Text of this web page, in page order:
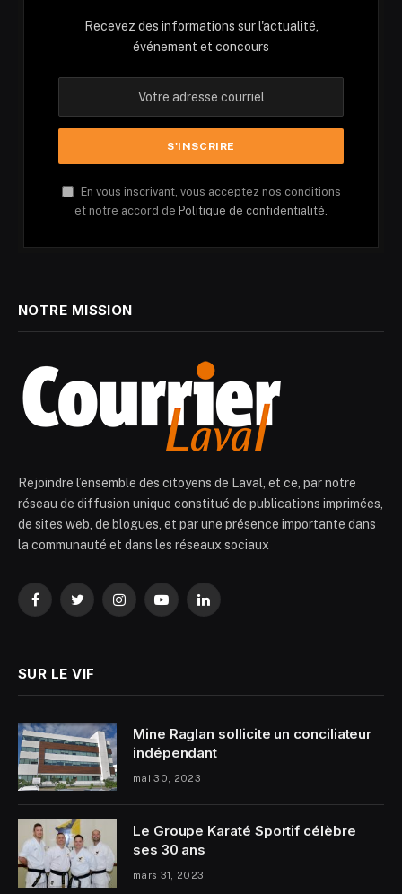
Recevez des informations sur l'actualité,
événement et concours
En vous inscrivant, vous acceptez nos conditions
et notre accord de Politique de confidentialité.
NOTRE MISSION
Rejoindre l’ensemble des citoyens de Laval, et ce, par notre
réseau de diffusion unique constitué de publications imprimées,
de sites web, de blogues, et par une présence importante dans
la communauté et dans les réseaux sociaux
FacebookTwitterInstagramYouTubeLinkedIn
SUR LE VIF
Mine Raglan sollicite un conciliateur
indépendant
mai 30, 2023
Le Groupe Karaté Sportif célèbre
ses 30 ans
mars 31, 2023